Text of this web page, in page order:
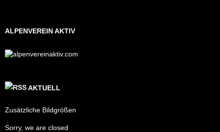
ALPENVEREIN AKTIV
AKTUELL
Zusätzliche Bildgrößen
Sorry, we are closed